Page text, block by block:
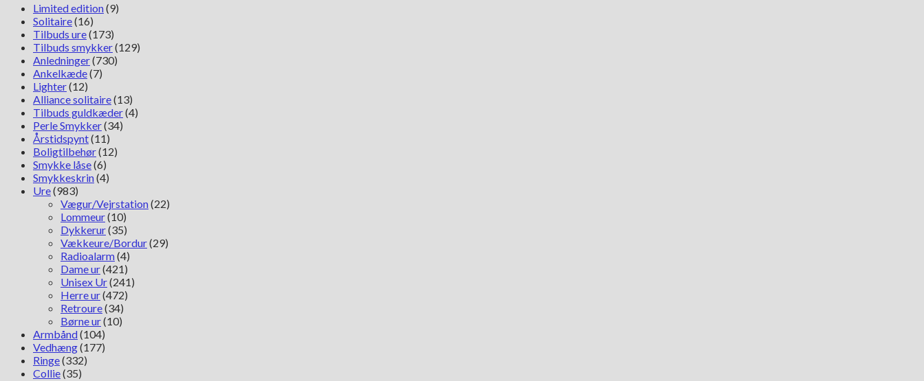
Limited edition(9)
Solitaire(16)
Tilbuds ure(173)
Tilbuds smykker(129)
Anledninger(730)
Ankelkæde(7)
Lighter(12)
Alliance solitaire(13)
Tilbuds guldkæder(4)
Perle Smykker(34)
Årstidspynt(11)
Boligtilbehør(12)
Smykke låse(6)
Smykkeskrin(4)
Ure(983)
Vægur/Vejrstation(22)
Lommeur(10)
Dykkerur(35)
Vækkeure/Bordur(29)
Radioalarm(4)
Dame ur(421)
Unisex Ur(241)
Herre ur(472)
Retroure(34)
Børne ur(10)
Armbånd(104)
Vedhæng(177)
Ringe(332)
Collie(35)